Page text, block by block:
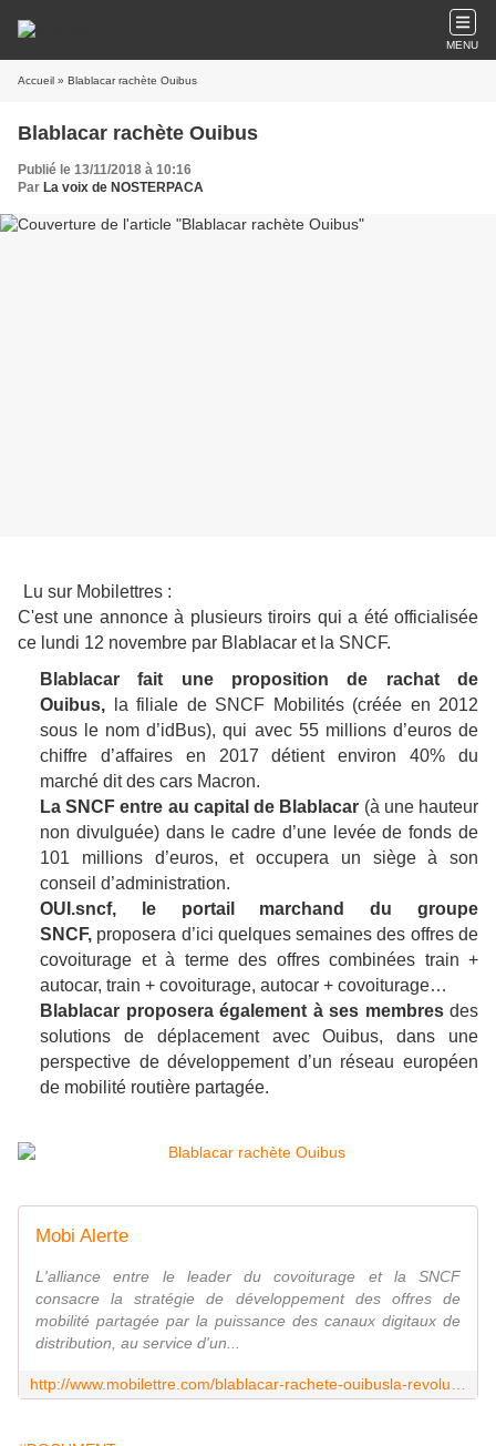
MENU
Accueil » Blablacar rachète Ouibus
Blablacar rachète Ouibus
Publié le 13/11/2018 à 10:16
Par La voix de NOSTERPACA
Lu sur Mobilettres :
C'est une annonce à plusieurs tiroirs qui a été officialisée
ce lundi 12 novembre par Blablacar et la SNCF.
Blablacar fait une proposition de rachat de
Ouibus, la filiale de SNCF Mobilités (créée en 2012
sous le nom d’idBus), qui avec 55 millions d’euros de
chiffre d’affaires en 2017 détient environ 40% du
marché dit des cars Macron.
La SNCF entre au capital de Blablacar (à une hauteur
non divulguée) dans le cadre d’une levée de fonds de
101 millions d’euros, et occupera un siège à son
conseil d’administration.
OUI.sncf, le portail marchand du groupe
SNCF, proposera d’ici quelques semaines des offres de
covoiturage et à terme des offres combinées train +
autocar, train + covoiturage, autocar + covoiturage…
Blablacar proposera également à ses membres des
solutions de déplacement avec Ouibus, dans une
perspective de développement d’un réseau européen
de mobilité routière partagée.
Mobi Alerte
L'alliance entre le leader du covoiturage et la SNCF
consacre la stratégie de développement des offres de
mobilité partagée par la puissance des canaux digitaux de
distribution, au service d'un...